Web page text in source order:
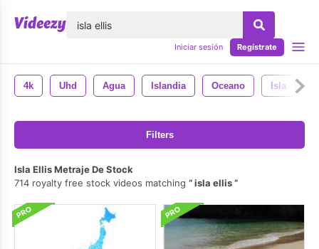
Iniciar sesión Regístrate
4k Uhd Agua Islandia Oceano Isla
Filters
Isla Ellis Metraje De Stock
714 royalty free stock videos matching
isla ellis